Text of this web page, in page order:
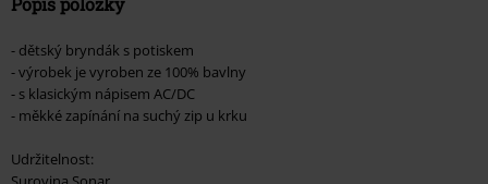
- dětský bryndák s potiskem
- výrobek je vyroben ze 100% bavlny
- s klasickým nápisem AC/DC
- měkké zapínání na suchý zip u krku
Udržitelnost: